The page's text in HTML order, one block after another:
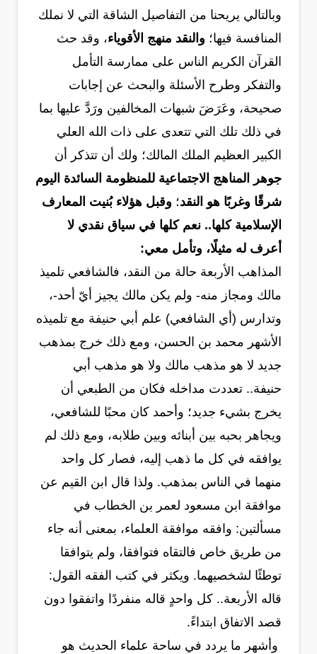
وبالتالي يريحنا من التفاصيل الشاقة التي لا نملك
المنافسة فيها؛ والنقد منهج الأقوياء، وقد حث
القرآن الكريم الناس على ممارسة التأمل
والتفكر وطرح الأسئلة والبحث عن إجابات
صحيحة، وعَرَضَ شبهات المخالفين ورَدَّ عليها بما
في ذلك تلك التي تتعدى على ذات الله العلي
الكبير العظيم الملك المالك؛ ولك أن تتذكر أن
جوهر المناهج الاجتماعية للمنظومة السائدة اليوم
شرقًا وغربًا هو النقد؛ وقبل هؤلاء بُنيت المعارف
الإسلامية كلها.. نعم كلها في سياق نقدي لا
أعرف له مثيلًا، وتأمل معي:
المذاهب الأربعة حالة من النقد، فالشافعي تلميذ
مالك ومجاز منه- ولم يكن مالك يجيز أيّ أحد-،
وتدارس (أي الشافعي) علم أبي حنيفة مع تلميذه
الأشهر محمد بن الحسن، ومع ذلك خرج بمذهب
جديد لا هو مذهب مالك ولا هو مذهب أبي
حنيفة.. تعددت مداخله فكان من الطبعي أن
يخرج بشيء جديد؛ وأحمد كان محبًا للشافعي،
ويجاهر بحبه بين أبنائه وبين طلابه، ومع ذلك لم
يوافقه في كل ما ذهب إليه، فصار كل واحد
منهما في الناس بمذهب. ولذا قال ابن القيم عن
موافقة ابن مسعود لعمر بن الخطاب في
مسألتين: وافقه موافقة العلماء، بمعنى أنه جاء
من طريق خاص فالتقاه فتوافقا، ولم يتوافقا
توطئًا لشخصيهما. ويكثر في كتب الفقه القول:
قاله الأربعة.. كل واحدٍ قاله منفردًا واتفقوا دون
قصد الاتفاق ابتداءً.
وأشهر ما يردد في ساحة علماء الحديث هو